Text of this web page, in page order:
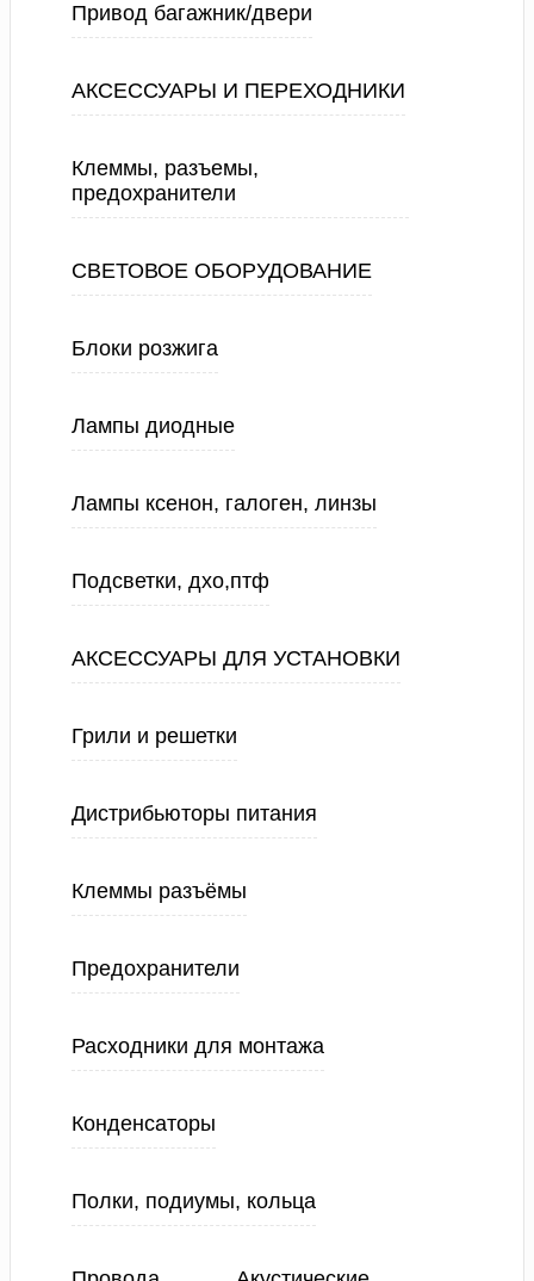
Привод багажник/двери
АКСЕССУАРЫ И ПЕРЕХОДНИКИ
Клеммы, разъемы,
предохранители
СВЕТОВОЕ ОБОРУДОВАНИЕ
Блоки розжига
Лампы диодные
Лампы ксенон, галоген, линзы
Подсветки, дхо,птф
АКСЕССУАРЫ ДЛЯ УСТАНОВКИ
Грили и решетки
Дистрибьюторы питания
Клеммы разъёмы
Предохранители
Расходники для монтажа
Конденсаторы
Полки, подиумы, кольца